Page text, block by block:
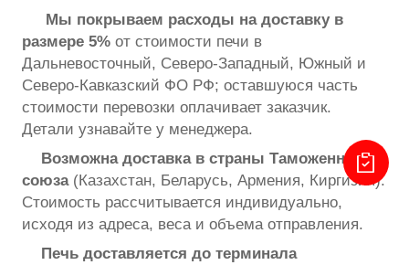
Мы покрываем расходы на доставку в
размере 5% от стоимости печи в
Дальневосточный, Северо-Западный, Южный и
Северо-Кавказский ФО РФ; оставшуюся часть
стоимости перевозки оплачивает заказчик.
Детали узнавайте у менеджера.
Возможна доставка в страны Таможенного
союза(Казахстан, Беларусь, Армения, Киргизия).
Стоимость рассчитывается индивидуально,
исходя из адреса, веса и объема отправления.
Печь доставляется до терминала